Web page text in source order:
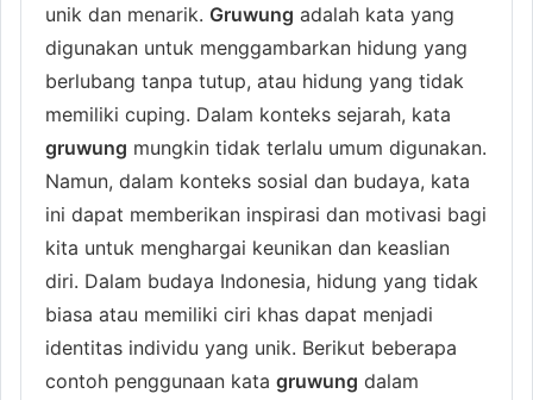
unik dan menarik. Gruwung adalah kata yang
digunakan untuk menggambarkan hidung yang
berlubang tanpa tutup, atau hidung yang tidak
memiliki cuping. Dalam konteks sejarah, kata
gruwung mungkin tidak terlalu umum digunakan.
Namun, dalam konteks sosial dan budaya, kata
ini dapat memberikan inspirasi dan motivasi bagi
kita untuk menghargai keunikan dan keaslian
diri. Dalam budaya Indonesia, hidung yang tidak
biasa atau memiliki ciri khas dapat menjadi
identitas individu yang unik. Berikut beberapa
contoh penggunaan kata gruwung dalam